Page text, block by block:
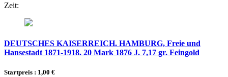
Zeit:
DEUTSCHES KAISERREICH. HAMBURG, Freie und
Hansestadt 1871-1918. 20 Mark 1876 J. 7,17 gr. Feingold
Startpreis : 1,00 €